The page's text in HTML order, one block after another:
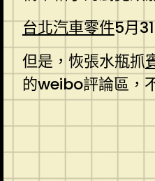
台北汽車零件5月
但是，恢張水瓶抓
的weibo評論區，